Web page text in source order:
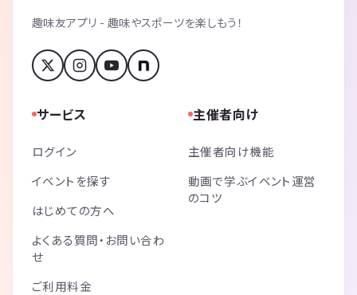
趣味友アプリ - 趣味やスポーツを楽しもう！
サービス
ログイン
イベントを探す
はじめての方へ
よくある質問・お問い合わ
せ
ご利用料金
主催者向け
主催者向け機能
動画で学ぶイベント運営
のコツ